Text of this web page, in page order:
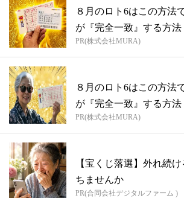
８月のロト6はこの方法
が『完全一致』する方法
PR(株式会社MURA)
８月のロト6はこの方法
が『完全一致』する方法
PR(株式会社MURA)
【宝くじ落選】外れ続
ちませんか
PR(合同会社デジタルファーム )